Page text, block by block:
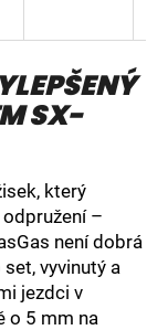
SX-
který
–
není dobrá
vyvinutý a
jezdci v
o 5 mm na